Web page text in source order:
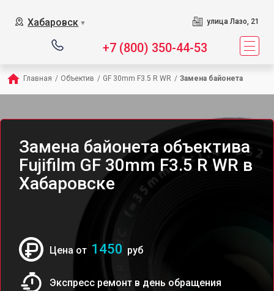
Хабаровск ▼ улица Лазо, 21
+7 (800) 350-44-53
Главная / Объектив / GF 30mm F3.5 R WR / Замена байонета
Замена байонета объектива
Fujifilm GF 30mm F3.5 R WR в
Хабаровске
Цена от 1450 руб
Экспресс ремонт в день обращения